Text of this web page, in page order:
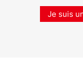
Je suis